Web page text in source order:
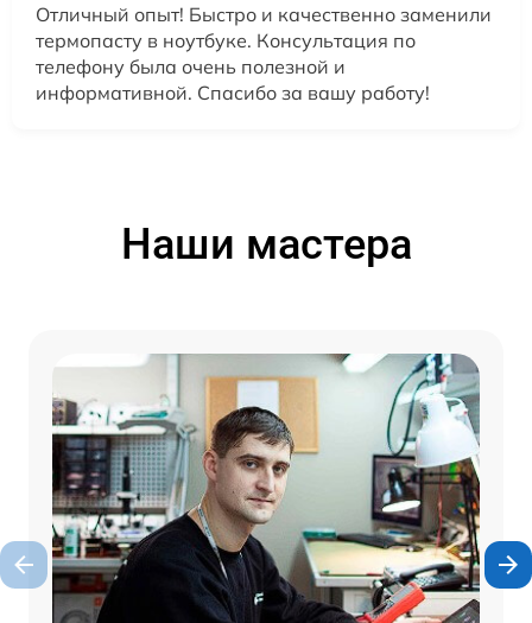
Отличный опыт! Быстро и качественно заменили
термопасту в ноутбуке. Консультация по
телефону была очень полезной и
информативной. Спасибо за вашу работу!
Наши мастера